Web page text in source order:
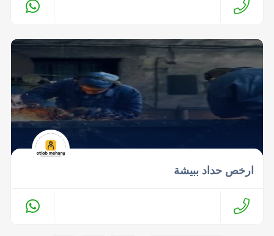
ارخص حداد ببيشة